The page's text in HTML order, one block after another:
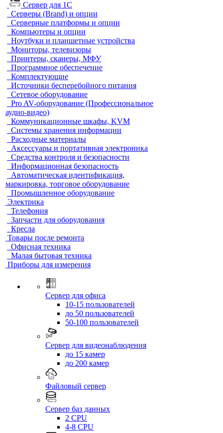
Сервер для 1С
Серверы (Brand) и опции
Серверные платформы и опции
Компьютеры и опции
Ноутбуки и планшетные устройства
Мониторы, телевизоры
Принтеры, сканеры, МФУ
Программное обеспечение
Комплектующие
Источники бесперебойного питания
Сетевое оборудование
Pro AV-оборудование (Профессиональное
аудио-видео)
Коммуникационные шкафы, KVM
Системы хранения информации
Расходные материалы
Аксессуары и портативная электроника
Средства контроля и безопасности
Информационная безопасность
Автоматическая идентификация,
маркировка, торговое оборудование
Промышленное оборудование
Электрика
Телефония
Запчасти для оборудования
Кресла
Товары после ремонта
Офисная техника
Малая бытовая техника
Приборы для измерения
Сервер для офиса
10-15 пользователей
до 50 пользователей
50-100 пользователей
Сервер для видеонаблюдения
до 15 камер
до 200 камер
Файловый сервер
Сервер баз данных
2 CPU
4-8 CPU